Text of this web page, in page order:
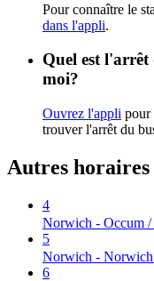
Pour connaître le
dans l'appli.
Quel est l'arrêt
moi?
Ouvrez l'appli pour
trouver l'arrêt du
Autres horaires
4
Norwich - Occum
5
Norwich - Norwich
6